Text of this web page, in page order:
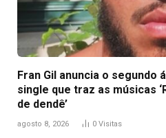
Fran Gil anuncia o segundo
single que traz as músicas
de dendê’
agosto 8, 2026 0 Visitas